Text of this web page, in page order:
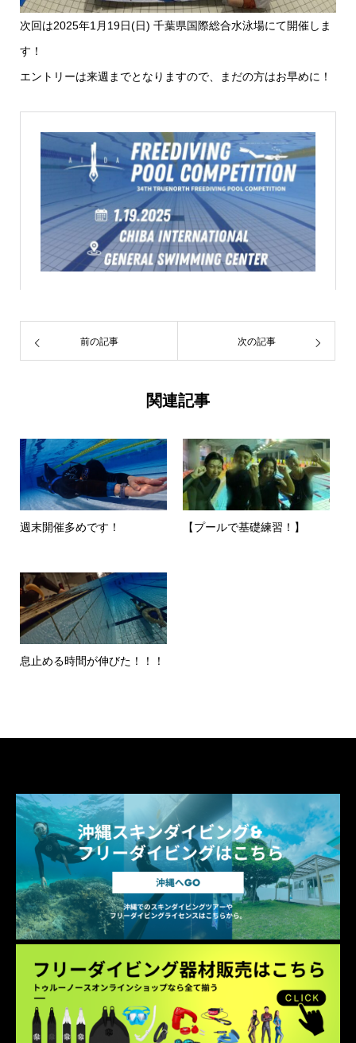
次回は2025年1月19日(日) 千葉県国際総合水泳場にて開催しま
す！
エントリーは来週までとなりますので、まだの方はお早めに！
前の記事 次の記事
関連記事
週末開催多めです！ 【プールで基礎練習！】
息止める時間が伸びた！！！